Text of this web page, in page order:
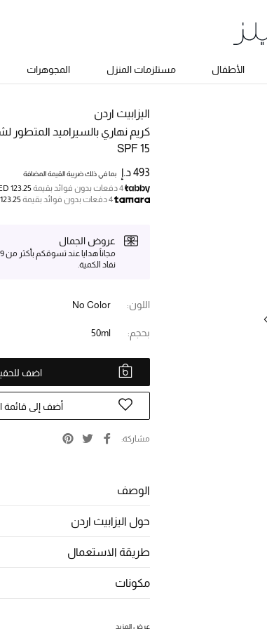
الأطفال مستلزمات المنزل المجوهرات
اليزابيث اردن
كريم نهاري بالسيراميد المتطور
SPF 15
493 د.إ
بما في ذلك ضريبة القيمة المضافة
4 دفعات بدون فوائد بقيمة
123.25
4 دفعات بدون فوائد بقيمة
عروض الجمال
نفاد الكمية.
اللون: No Color
بحجم: 50ml
اضف
أضف إلى قائمة
مشاركة
الوصف
حول اليزابيث اردن
طريقة الاستعمال
مكونات
عرض المزيد